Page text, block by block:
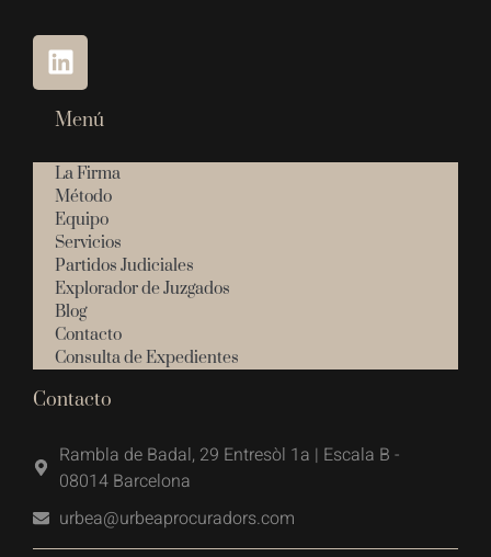
Menú
La Firma
Método
Equipo
Servicios
Partidos Judiciales
Explorador de Juzgados
Blog
Contacto
Consulta de Expedientes
Contacto
Rambla de Badal, 29 Entresòl 1a | Escala B -
08014 Barcelona
urbea@urbeaprocuradors.com